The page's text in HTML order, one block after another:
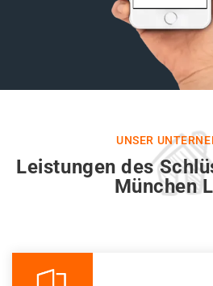
UNSER
Leistungen des
München